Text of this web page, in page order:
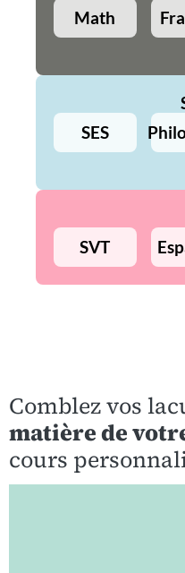
Math
SES
SVT
Comblez vos
matière de
cours